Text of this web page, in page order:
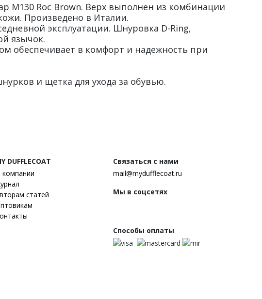
M130 Roc Brown. Верх выполнен из комбинации
Произведено в Италии.
эксплуатации. Шнуровка D-Ring,
язычок.
обеспечивает в комфорт и надежность при
и щетка для ухода за обувью.
DUFFLECOAT
статей
Связаться с нами
mail@mydufflecoat.ru
Мы в соцсетях
Способы оплаты